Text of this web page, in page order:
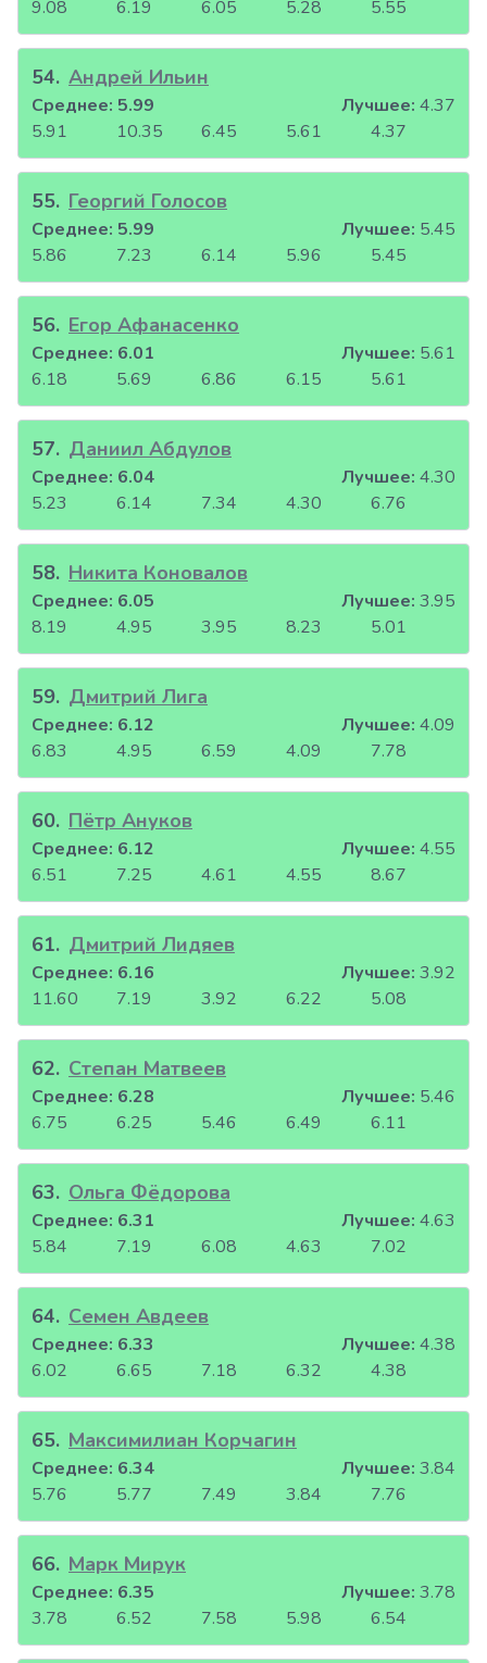
9.08 6.19 6.05 5.28 5.55
54. Андрей Ильин
5.91 10.35 6.45 5.61 4.37
Среднее: 5.99 Лучшее: 4.37
55. Георгий Голосов
5.86 7.23 6.14 5.96 5.45
Среднее: 5.99 Лучшее: 5.45
56. Егор Афанасенко
6.18 5.69 6.86 6.15 5.61
Среднее: 6.01 Лучшее: 5.61
57. Даниил Абдулов
5.23 6.14 7.34 4.30 6.76
Среднее: 6.04 Лучшее: 4.30
58. Никита Коновалов
8.19 4.95 3.95 8.23 5.01
Среднее: 6.05 Лучшее: 3.95
59. Дмитрий Лига
6.83 4.95 6.59 4.09 7.78
Среднее: 6.12 Лучшее: 4.09
60. Пётр Ануков
6.51 7.25 4.61 4.55 8.67
Среднее: 6.12 Лучшее: 4.55
61. Дмитрий Лидяев
11.60 7.19 3.92 6.22 5.08
Среднее: 6.16 Лучшее: 3.92
62. Степан Матвеев
6.75 6.25 5.46 6.49 6.11
Среднее: 6.28 Лучшее: 5.46
63. Ольга Фёдорова
5.84 7.19 6.08 4.63 7.02
Среднее: 6.31 Лучшее: 4.63
64. Семен Авдеев
6.02 6.65 7.18 6.32 4.38
Среднее: 6.33 Лучшее: 4.38
65. Максимилиан Корчагин
5.76 5.77 7.49 3.84 7.76
Среднее: 6.34 Лучшее: 3.84
66. Марк Мирук
3.78 6.52 7.58 5.98 6.54
Среднее: 6.35 Лучшее: 3.78